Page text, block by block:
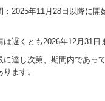
業
事業（Me住宅2026）
：2025年11月28日以降に開
は遅くとも2026年12月31日
に達し次第、期間内であっ
ます。